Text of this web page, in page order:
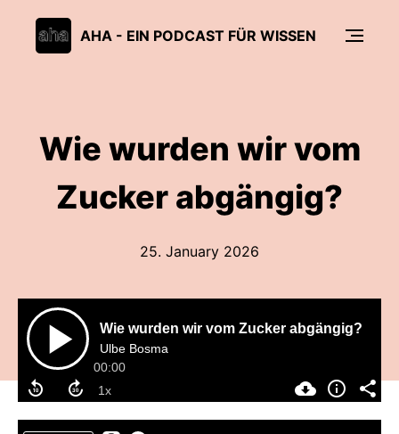
AHA - EIN PODCAST FÜR WISSEN
Wie wurden wir vom
Zucker abgängig?
25. January 2026
Wie wurden wir vom Zucker abgängig?
Ulbe Bosma
00:00